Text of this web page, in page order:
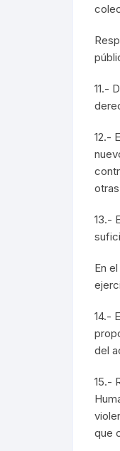
11.-
12.-
13.-
En
14.-
del
15.-
que